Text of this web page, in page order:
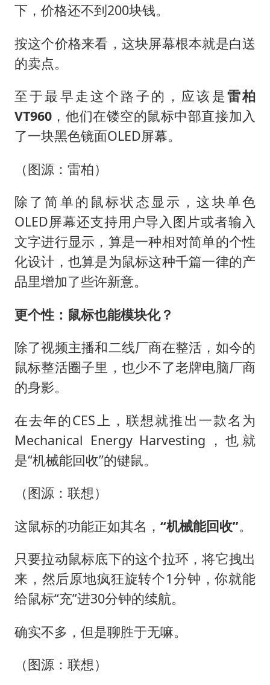
下，价格还不到200块钱。
按这个价格来看，这块屏幕根本就是白送
的卖点。
至于最早走这个路子的，应该是雷柏
VT960，他们在镂空的鼠标中部直接加入
了一块黑色镜面OLED屏幕。
（图源：雷柏）
除了简单的鼠标状态显示，这块单色
OLED屏幕还支持用户导入图片或者输入
文字进行显示，算是一种相对简单的个性
化设计，也算是为鼠标这种千篇一律的产
品里增加了些许新意。
更个性：鼠标也能模块化？
除了视频主播和二线厂商在整活，如今的
鼠标整活圈子里，也少不了老牌电脑厂商
的身影。
在去年的CES上，联想就推出一款名为
Mechanical Energy Harvesting，也就
是“机械能回收”的键鼠。
（图源：联想）
这鼠标的功能正如其名， “机械能回收”。
只要拉动鼠标底下的这个拉环，将它拽出
来，然后原地疯狂旋转个1分钟，你就能
给鼠标“充”进30分钟的续航。
确实不多，但是聊胜于无嘛。
（图源：联想）